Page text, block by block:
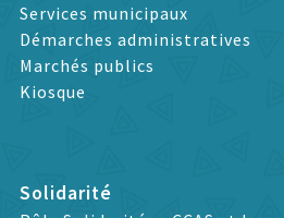
Services municipaux
Démarches administratives
Marchés publics
Kiosque
Solidarité